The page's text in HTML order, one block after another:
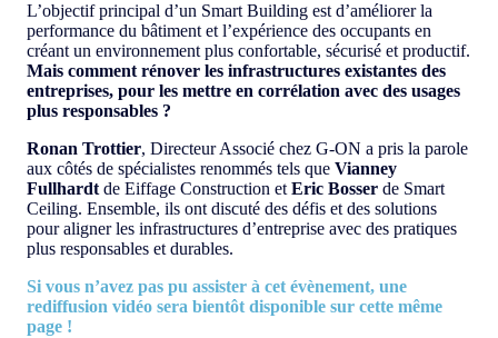
L’objectif principal d’un Smart Building est d’améliorer la
performance du bâtiment et l’expérience des occupants en
créant un environnement plus confortable, sécurisé et productif.
Mais comment rénover les infrastructures existantes des
entreprises, pour les mettre en corrélation avec des usages
plus responsables ?
Ronan Trottier, Directeur Associé chez G-ON a pris la parole
aux côtés de spécialistes renommés tels que Vianney
Fullhardt de Eiffage Construction et Eric Bosser de Smart
Ceiling. Ensemble, ils ont discuté des défis et des solutions
pour aligner les infrastructures d’entreprise avec des pratiques
plus responsables et durables.
Si vous n’avez pas pu assister à cet évènement, une
rediffusion vidéo sera bientôt disponible sur cette même
page !